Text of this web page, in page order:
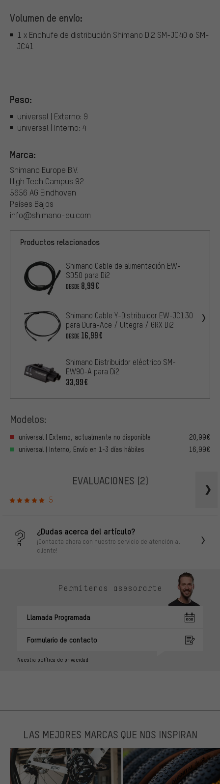
Volumen de envío:
1 x Enchufe de distribución Shimano Di2 SM-JC40 o SM-
JC41
Peso:
universal | Externo: 9
universal | Interno: 4
Marca:
Shimano Europe B.V.
High Tech Campus 92
5656 AG Eindhoven
Países Bajos
info@shimano-eu.com
Productos relacionados
Shimano Cable de alimentación EW-
SD50 para Di2
DESDE 8,99€
Shimano Cable Y-Distribuidor EW-JC130
para Dura-Ace / Ultegra / GRX Di2
DESDE 16,99€
Shimano Distribuidor eléctrico SM-
EW90-A para Di2
33,99€
Modelos:
universal | Externo, actualmente no disponible
20,99€
universal | Interno, Envío en 1-3 días hábiles
16,99€
EVALUACIONES (2)
5
¿Dudas acerca del artículo?
¡Contacta ahora con nuestro servicio de atención al
cliente!
Permítenos asesorarte
Llamada Programada
Formulario de contacto
Nuestra política de privacidad
LAS MEJORES MARCAS QUE NOS INSPIRAN